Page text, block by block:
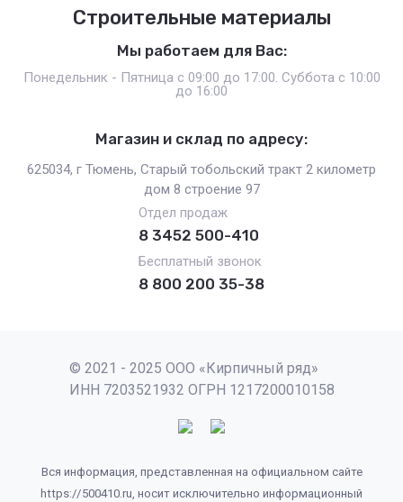
Строительные материалы
Мы работаем для Вас:
Понедельник - Пятница с 09:00 до 17:00. Суббота с 10:00
до 16:00
Магазин и склад по адресу:
625034, г Тюмень, Старый тобольский тракт 2 километр
дом 8 строение 97
Отдел продаж
8 3452 500-410
Бесплатный звонок
8 800 200 35-38
© 2021 - 2025 ООО «Кирпичный ряд»
ИНН 7203521932 ОГРН 1217200010158
Вся информация, представленная на официальном сайте
https://500410.ru, носит исключительно информационный